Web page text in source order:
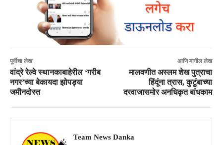
पूर्वीचा लेख
वांद्रे रेल्वे स्थानकाबाहेरील ‘गरीब
नगर’च्या बेकायदा झोपड्या
जमीनदोस्त
आणि मागील लेख
मालवणीत अस्लम शेख पुत्राचा
हिंदूंना त्रास, कुटुंबाच्या
दरवाजासमोर अनधिकृत बांधकाम
Team News Danka